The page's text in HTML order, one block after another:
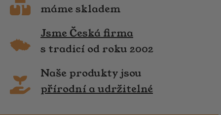
máme skladem
Jsme Česká firma
s tradicí od roku 2002
Naše produkty jsou
přírodní a udržitelné